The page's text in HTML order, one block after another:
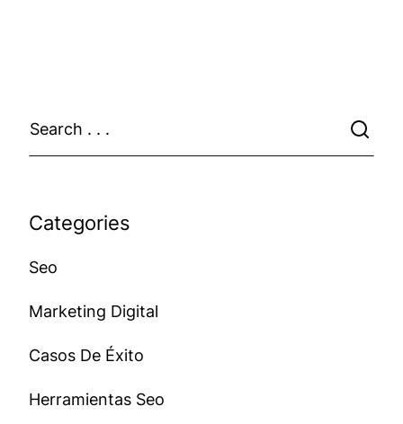
Categories
Seo
Marketing Digital
Casos De Éxito
Herramientas Seo